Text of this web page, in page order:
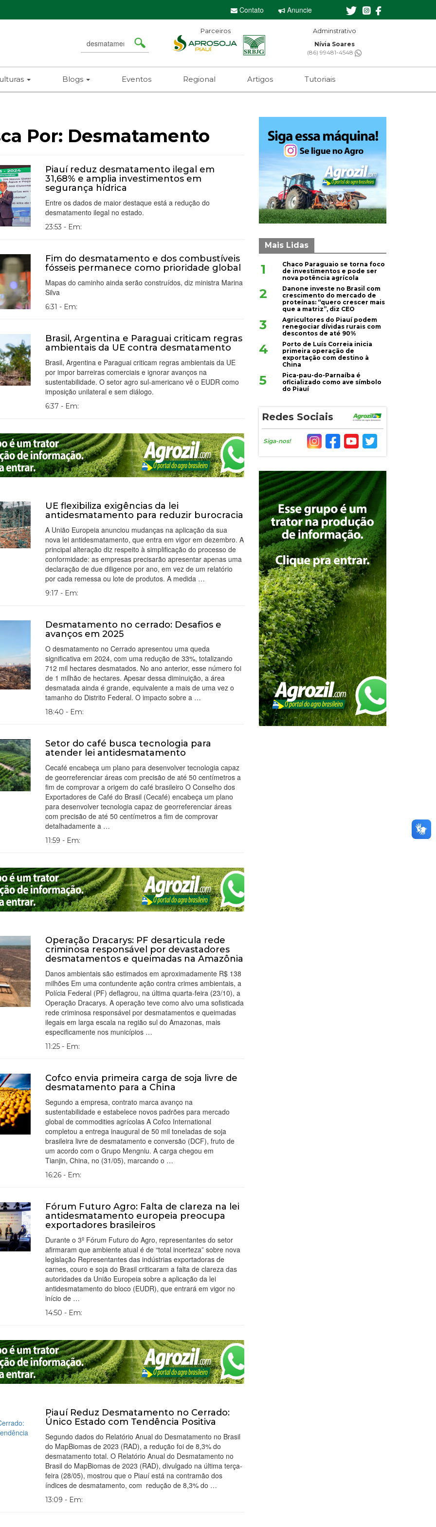
Contato Anuncie
Search
for
Parceiros Editor-chefe
Sebastian Eugênio
(61) 99650-2473
Nívia Soares
(86) 99481-4548
Blogs Eventos Regional Artigos Tutoriais
Por: Desmatamento
Piauí reduz desmatamento ilegal em
31,68% e amplia investimentos em
segurança hídrica
Entre os dados de maior destaque está a redução do
desmatamento ilegal no estado.
23:53 - Em:
Fim do desmatamento e dos combustíveis
fósseis permanece como prioridade global
Mapas do caminho ainda serão construídos, diz ministra Marina
Silva
6:31 - Em:
Brasil, Argentina e Paraguai criticam regras
ambientais da UE contra desmatamento
Brasil, Argentina e Paraguai criticam regras ambientais da UE
por impor barreiras comerciais e ignorar avanços na
sustentabilidade. O setor agro sul-americano vê o EUDR como
imposição unilateral e sem diálogo.
6:37 - Em:
UE flexibiliza exigências da lei
antidesmatamento para reduzir burocracia
A União Europeia anunciou mudanças na aplicação da sua
nova lei antidesmatamento, que entra em vigor em dezembro. A
principal alteração diz respeito à simplificação do processo de
conformidade: as empresas precisarão apresentar apenas uma
declaração de due diligence por ano, em vez de um relatório
por cada remessa ou lote de produtos. A medida …
9:17 - Em:
Desmatamento no cerrado: Desafios e
avanços em 2025
O desmatamento no Cerrado apresentou uma queda
significativa em 2024, com uma redução de 33%, totalizando
712 mil hectares desmatados. No ano anterior, esse número foi
de 1 milhão de hectares. Apesar dessa diminuição, a área
desmatada ainda é grande, equivalente a mais de uma vez o
tamanho do Distrito Federal. O impacto sobre a …
18:40 - Em:
Setor do café busca tecnologia para
atender lei antidesmatamento
Cecafé encabeça um plano para desenvolver tecnologia capaz
de georreferenciar áreas com precisão de até 50 centímetros a
fim de comprovar a origem do café brasileiro O Conselho dos
Exportadores de Café do Brasil (Cecafé) encabeça um plano
para desenvolver tecnologia capaz de georreferenciar áreas
com precisão de até 50 centímetros a fim de comprovar
detalhadamente a …
11:59 - Em:
Operação Dracarys: PF desarticula rede
criminosa responsável por devastadores
desmatamentos e queimadas na Amazônia
Danos ambientais são estimados em aproximadamente R$ 138
milhões Em uma contundente ação contra crimes ambientais, a
Polícia Federal (PF) deflagrou, na última quarta-feira (23/10), a
Operação Dracarys. A operação teve como alvo uma sofisticada
rede criminosa responsável por desmatamentos e queimadas
ilegais em larga escala na região sul do Amazonas, mais
especificamente nos municípios …
11:25 - Em:
Cofco envia primeira carga de soja livre de
desmatamento para a China
Segundo a empresa, contrato marca avanço na
sustentabilidade e estabelece novos padrões para mercado
global de commodities agrícolas A Cofco International
completou a entrega inaugural de 50 mil toneladas de soja
brasileira livre de desmatamento e conversão (DCF), fruto de
um acordo com o Grupo Mengniu. A carga chegou em
Tianjin, China, no (31/05), marcando o …
16:26 - Em:
Fórum Futuro Agro: Falta de clareza na lei
antidesmatamento europeia preocupa
exportadores brasileiros
Durante o 3º Fórum Futuro do Agro, representantes do setor
afirmaram que ambiente atual é de “total incerteza” sobre nova
legislação Representantes das indústrias exportadoras de
carnes, couro e soja do Brasil criticaram a falta de clareza das
autoridades da União Europeia sobre a aplicação da lei
antidesmatamento do bloco (EUDR), que entrará em vigor no
início de …
14:50 - Em:
Piauí Reduz Desmatamento no Cerrado:
Único Estado com Tendência Positiva
Segundo dados do Relatório Anual do Desmatamento no Brasil
do MapBiomas de 2023 (RAD), a redução foi de 8,3% do
desmatamento total. O Relatório Anual do Desmatamento no
Brasil do MapBiomas de 2023 (RAD), divulgado na última terça-
feira (28/05), mostrou que o Piauí está na contramão dos
índices de desmatamento, com redução de 8,3% do …
13:09 - Em:
Mais Lidas
1
Chaco Paraguaio se torna foco
de investimentos e pode ser
nova potência agrícola
2
Danone investe no Brasil com
crescimento do mercado de
proteínas: “quero crescer mais
que a matriz”, diz CEO
3
Agricultores do Piauí podem
renegociar dívidas rurais com
descontos de até 90%
4
Porto de Luís Correia inicia
primeira operação de
exportação com destino à
China
5
Pica-pau-do-Parnaíba é
oficializado como ave símbolo
do Piauí
Redes Sociais
Siga-nos!